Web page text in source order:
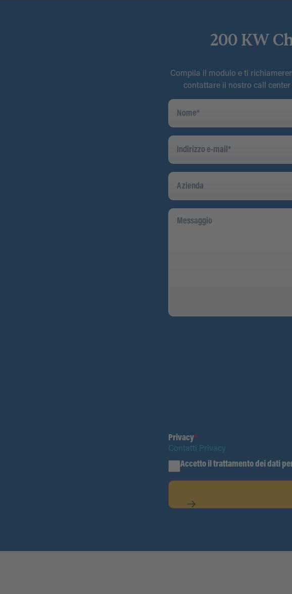
200 KW
Compila il modulo e ti
contattare il nostro call
Nome
Indirizzo
Mail
Azienda
Messaggio
Privacy*
Contatti Privacy
Accetto il trattamento dei dati